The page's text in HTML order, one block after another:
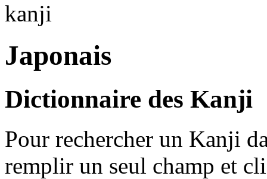
kanji
Japonais
Dictionnaire des Kanji
Pour rechercher un Kanji
remplir un seul champ et